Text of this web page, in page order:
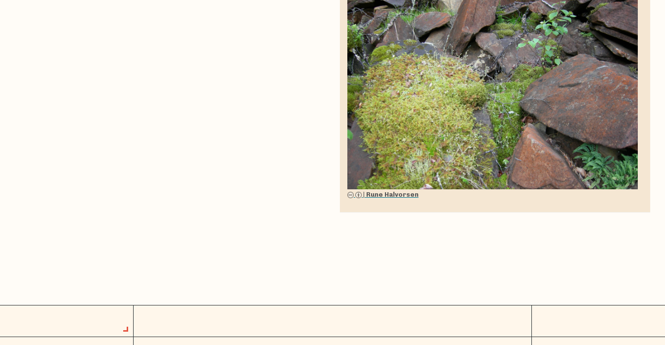
Rune Halvorsen